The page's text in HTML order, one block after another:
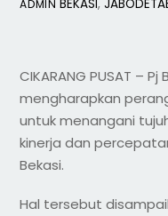
ADMIN BEKASI,
CIKARANG PUSAT –
mengharapkan
untuk menangani
kinerja dan
Bekasi.
Hal tersebut